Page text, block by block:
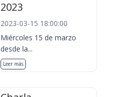
2023
2023-03-15 18:00:00
Miércoles 15 de marzo
desde la...
Leer más